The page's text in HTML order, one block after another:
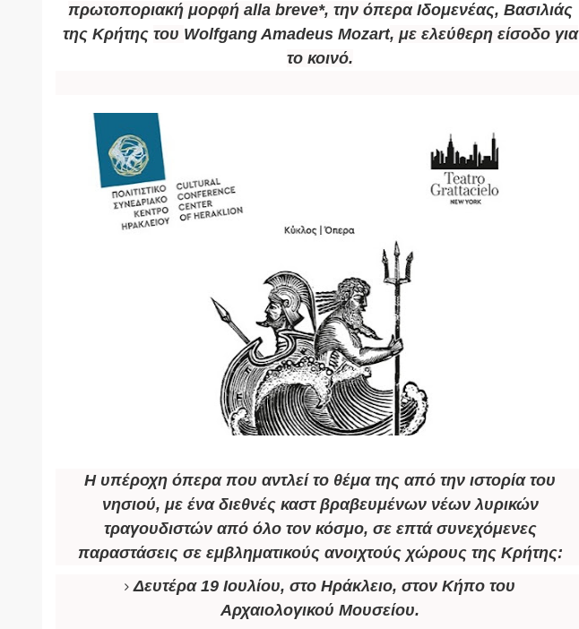
πρωτοποριακή μορφή alla breve*, την όπερα Ιδομενέας, Βασιλιάς
της Κρήτης του Wolfgang Amadeus Mozart, με ελεύθερη είσοδο για
το κοινό.
Η υπέροχη όπερα που αντλεί το θέμα της από την ιστορία του
νησιού, με ένα διεθνές καστ βραβευμένων νέων λυρικών
τραγουδιστών από όλο τον κόσμο, σε επτά συνεχόμενες
παραστάσεις σε εμβληματικούς ανοιχτούς χώρους της Κρήτης:
Δευτέρα 19 Ιουλίου, στο Ηράκλειο, στον Κήπο του
Αρχαιολογικού Μουσείου.